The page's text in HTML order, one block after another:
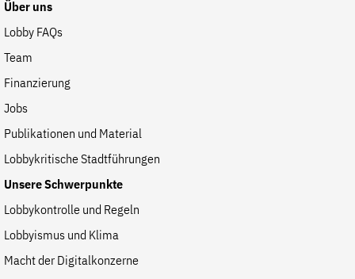
Über uns
Lobby FAQs
Team
Finanzierung
Jobs
Publikationen und Material
Lobbykritische Stadtführungen
Unsere Schwerpunkte
Lobbykontrolle und Regeln
Lobbyismus und Klima
Macht der Digitalkonzerne